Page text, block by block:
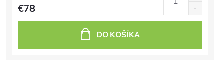
€78
DO KOŠÍKA